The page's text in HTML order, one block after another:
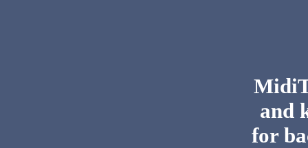
and
for